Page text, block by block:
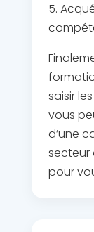
5.
saisir
vous
d’une
secteur
pour